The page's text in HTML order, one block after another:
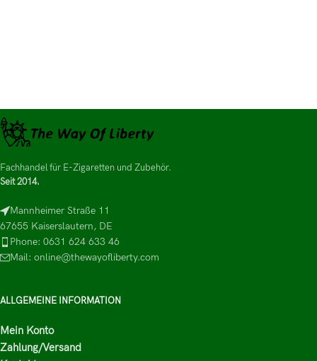
Fachhandel für E-Zigaretten und Zubehör.
Seit 2014.
Mannheimer Straße 11
67655 Kaiserslautern, DE
Phone: 0631 624 633 46
Mail: online@thewayofliberty.com
ALLGEMEINE INFORMATION
Mein Konto
Zahlung/Versand